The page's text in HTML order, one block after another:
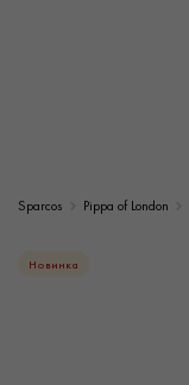
Sparcos Pippa of London
Новинка